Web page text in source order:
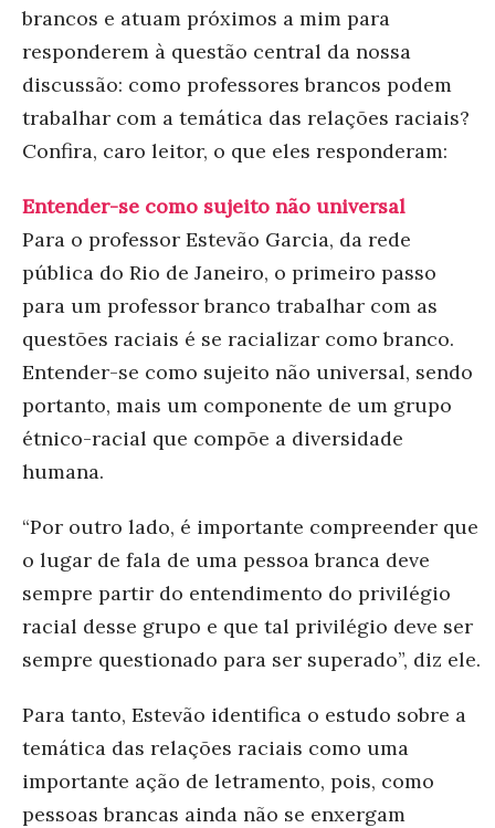
brancos e atuam próximos a mim para
responderem à questão central da nossa
discussão: como professores brancos podem
trabalhar com a temática das relações raciais?
Confira, caro leitor, o que eles responderam:
Entender-se como sujeito não universal
Para o professor Estevão Garcia, da rede
pública do Rio de Janeiro, o primeiro passo
para um professor branco trabalhar com as
questões raciais é se racializar como branco.
Entender-se como sujeito não universal, sendo
portanto, mais um componente de um grupo
étnico-racial que compõe a diversidade
humana.
“Por outro lado, é importante compreender que
o lugar de fala de uma pessoa branca deve
sempre partir do entendimento do privilégio
racial desse grupo e que tal privilégio deve ser
sempre questionado para ser superado”, diz ele.
Para tanto, Estevão identifica o estudo sobre a
temática das relações raciais como uma
importante ação de letramento, pois, como
pessoas brancas ainda não se enxergam